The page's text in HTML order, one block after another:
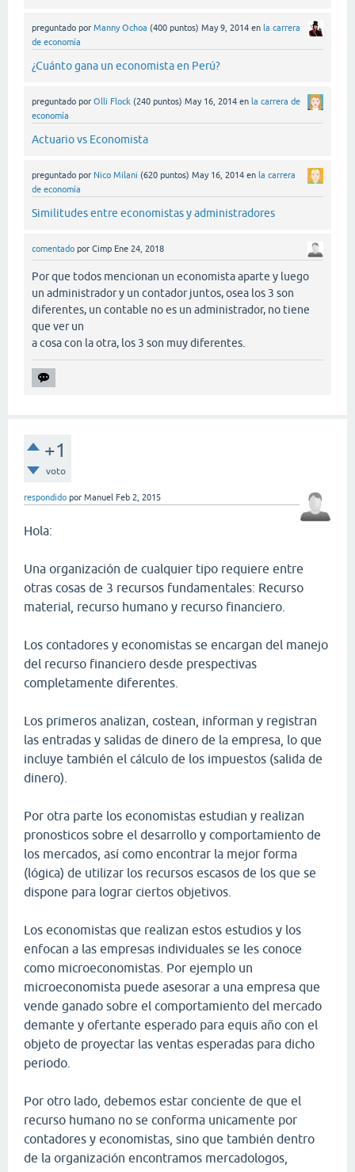
preguntado por Manny Ochoa (400 puntos) May 9, 2014 en la carrera
de economía
¿Cuánto gana un economista en Perú?
preguntado por Olli Flock (240 puntos) May 16, 2014 en la carrera de
economía
Actuario vs Economista
preguntado por Nico Milani (620 puntos) May 16, 2014 en la carrera
de economía
Similitudes entre economistas y administradores
comentado por Cimp Ene 24, 2018
Por que todos mencionan un economista aparte y luego
un administrador y un contador juntos, osea los 3 son
diferentes, un contable no es un administrador, no tiene
que ver un
a cosa con la otra, los 3 son muy diferentes.
+1
voto
respondido por Manuel Feb 2, 2015
Hola:
Una organización de cualquier tipo requiere entre
otras cosas de 3 recursos fundamentales: Recurso
material, recurso humano y recurso financiero.
Los contadores y economistas se encargan del manejo
del recurso financiero desde prespectivas
completamente diferentes.
Los primeros analizan, costean, informan y registran
las entradas y salidas de dinero de la empresa, lo que
incluye también el cálculo de los impuestos (salida de
dinero).
Por otra parte los economistas estudian y realizan
pronosticos sobre el desarrollo y comportamiento de
los mercados, así como encontrar la mejor forma
(lógica) de utilizar los recursos escasos de los que se
dispone para lograr ciertos objetivos.
Los economistas que realizan estos estudios y los
enfocan a las empresas individuales se les conoce
como microeconomistas. Por ejemplo un
microeconomista puede asesorar a una empresa que
vende ganado sobre el comportamiento del mercado
demante y ofertante esperado para equis año con el
objeto de proyectar las ventas esperadas para dicho
periodo.
Por otro lado, debemos estar conciente de que el
recurso humano no se conforma unicamente por
contadores y economistas, sino que también dentro
de la organización encontramos mercadologos,